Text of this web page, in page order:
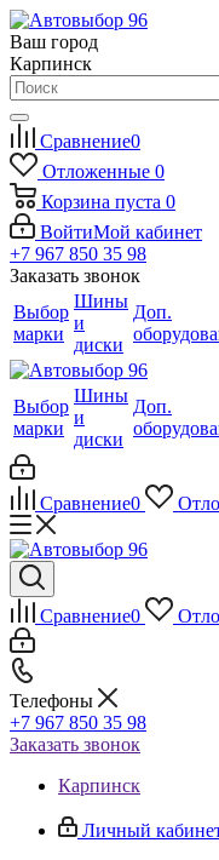
Ваш город
Карпинск
Сравнение0
Отложенные 0
Корзина пуста 0
ВойтиМой кабинет
+7 967 850 35 98
Заказать звонок
Выбор
марки
Шины
и
диски
Доп.
Выбор
марки
Шины
и
диски
Доп.
Сравнение0
Сравнение0
Телефоны
+7 967 850 35 98
Заказать звонок
Карпинск
Личный